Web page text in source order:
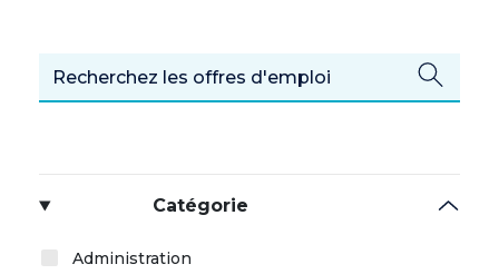
Catégorie
Administration